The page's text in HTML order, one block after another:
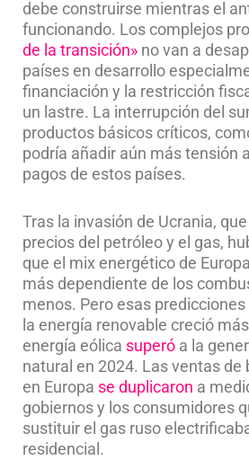
debe construirse mientras el
funcionando. Los complejos
de la transición» no van a
países en desarrollo
financiación y la restricción
un lastre. La interrupción del
productos básicos críticos,
podría añadir aún más tensión
pagos de estos países.
Tras la invasión de Ucrania,
precios del petróleo y el gas,
que el mix energético de
más dependiente de los
menos. Pero esas predicciones
la energía renovable creció
energía eólica superó a la
natural en 2024. Las ventas de
en Europa se duplicaron a
gobiernos y los consumidores
sustituir el gas ruso
residencial.